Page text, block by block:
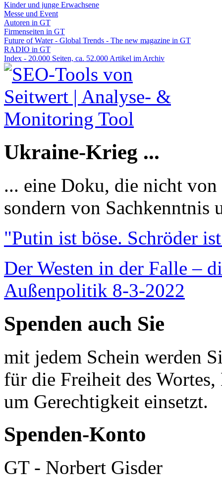
Kinder und junge Erwachsene
Messe und Event
Autoren in GT
Firmenseiten in GT
Future of Water - Global Trends - The new magazine in GT
RADIO in GT
Index - 20.000 Seiten, ca. 52.000 Artikel im Archiv
Ukraine-Krieg ...
... eine Doku, die nicht
sondern von Sachkenntnis
"Putin ist böse. Schröder
Der Westen in der Falle –
Außenpolitik 8-3-2022
Spenden auch Sie
mit jedem Schein werden
für die Freiheit des
um Gerechtigkeit einsetzt.
Spenden-Konto
GT - Norbert Gisder